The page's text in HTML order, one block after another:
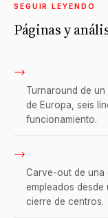
SEGUIR LEYENDO
Páginas y
→
Turnaround de
de Europa, seis
funcionamiento.
→
Carve-out de una
empleados desde
cierre de centros.